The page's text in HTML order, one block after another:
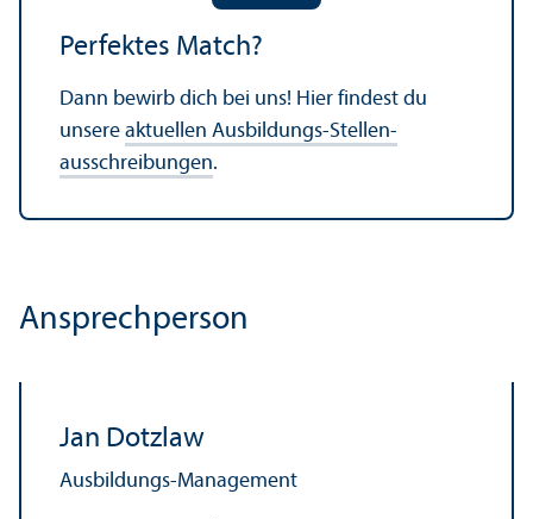
Perfektes Match?
Dann bewirb dich bei uns! Hier findest du
unsere aktuellen Ausbildungs-Stellen­
ausschreibungen.
Ansprechperson
Jan Dotzlaw
Ausbildungs-Management